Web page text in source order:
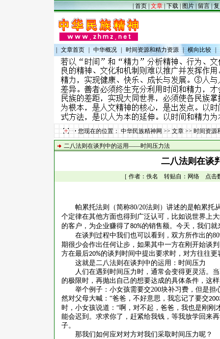
|首页|文章|下载| 图片|留言|
文章首页 中华概况 时间资源和精力资源 | 横向比较
您现在的位置：中华民族精神网>>文章>>时间资源
二八法则在谈判中的运用——时间压力法
二八法则在谈
［ 作者：佚名 转贴自：网络 点击
帕累托法则（简称80/20法则）讲述的是帕累托
个定律在其他方面也得到广泛认可，比如说世界上
的客户，为企业赚得了80%的销售额。今天，我们
在谈判过程中我们也可以看到，双方所作出的
期很少会作出任何让步，如果其中一方在刚开始谈
方在最后20%的谈判时间中提出要求时，对方往往更
这就是二八法则在谈判中的运用：时间压力
人们在遇到时间压力时，通常会变得更灵活。
的极限时，再抛出自己的想要达成的具体条件，这
举个例子：小女孩需要交200块补习费，但是担
然对父母大喊：“爸爸，不好意思，我忘记了要交200
时，小女孩说道：“啊，对不起，爸爸，我也是刚
能会迟到。求求你了，赶紧给我钱，等我放学回来
子。
那我们如何应对对方对我们采取时间压力呢？